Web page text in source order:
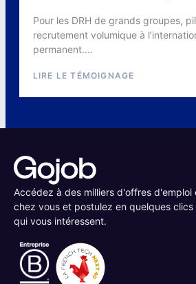
Pour les DRH de grands groupes,
recrutement volumique à
permanent....
LIRE LE TÉMOIGNAGE
Accédez à des milliers d'offres d'emploi
chez vous et postulez en quelques clics
qui vous intéressent.